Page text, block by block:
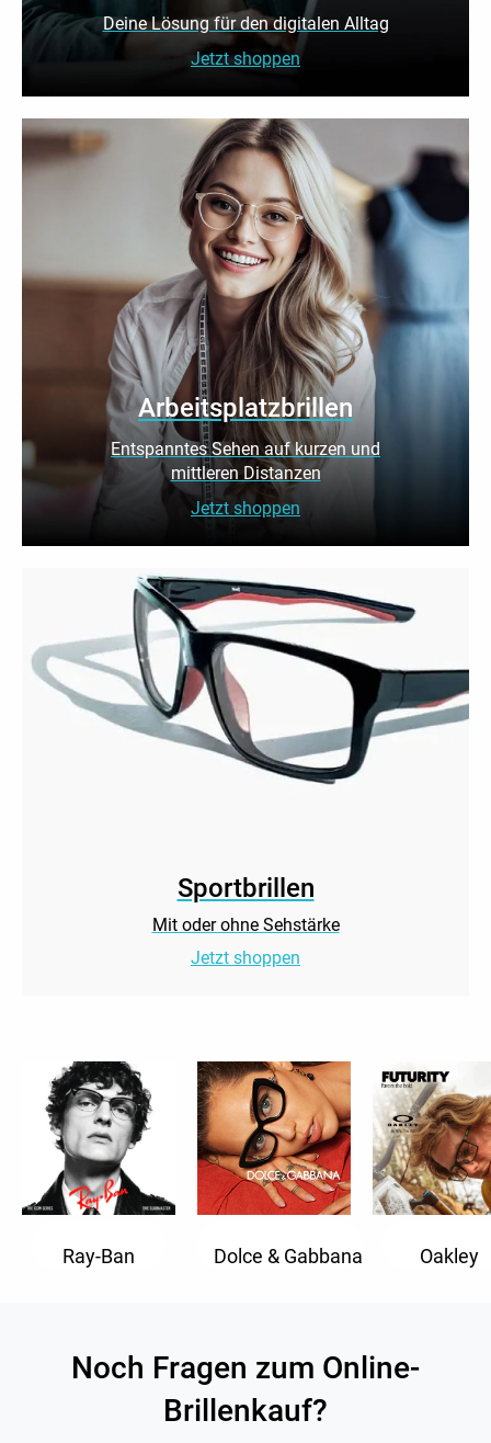
Deine Lösung für den digitalen Alltag
Jetzt shoppen
Arbeitsplatzbrillen
Entspanntes Sehen auf kurzen und
mittleren Distanzen
Jetzt shoppen
Sportbrillen
Mit oder ohne Sehstärke
Jetzt shoppen
Ray-Ban Dolce & Gabbana Oakley
Noch Fragen zum Online-
Brillenkauf?